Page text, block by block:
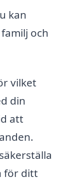
kan
och
vilket
din
att
för ditt